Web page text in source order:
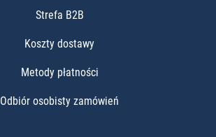
Strefa B2B
Koszty dostawy
Metody płatności
Odbiór osobisty zamówień